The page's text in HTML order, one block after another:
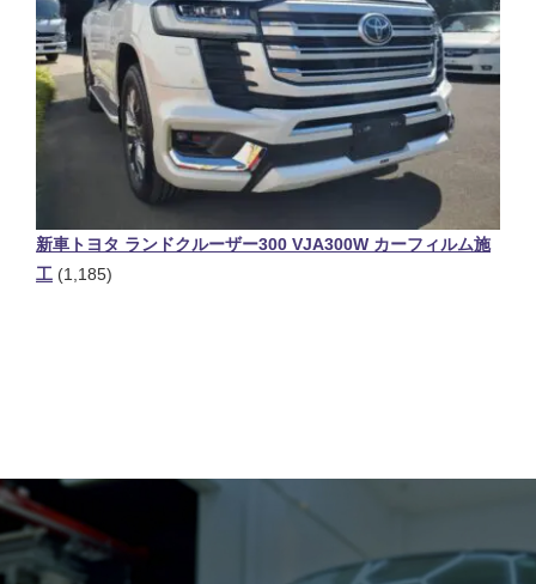
新車トヨタ ランドクルーザー300 VJA300W カーフィルム施
工 (1,185)